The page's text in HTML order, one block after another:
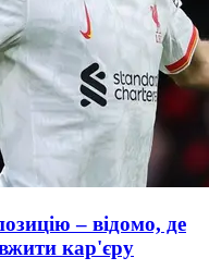
– відомо, де
кар'єру